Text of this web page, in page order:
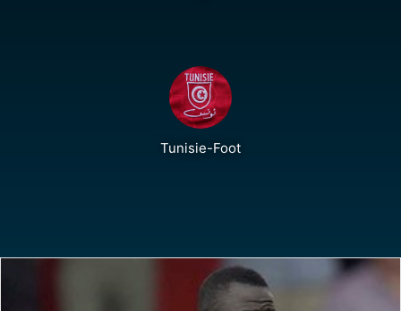
Tunisie-Foot